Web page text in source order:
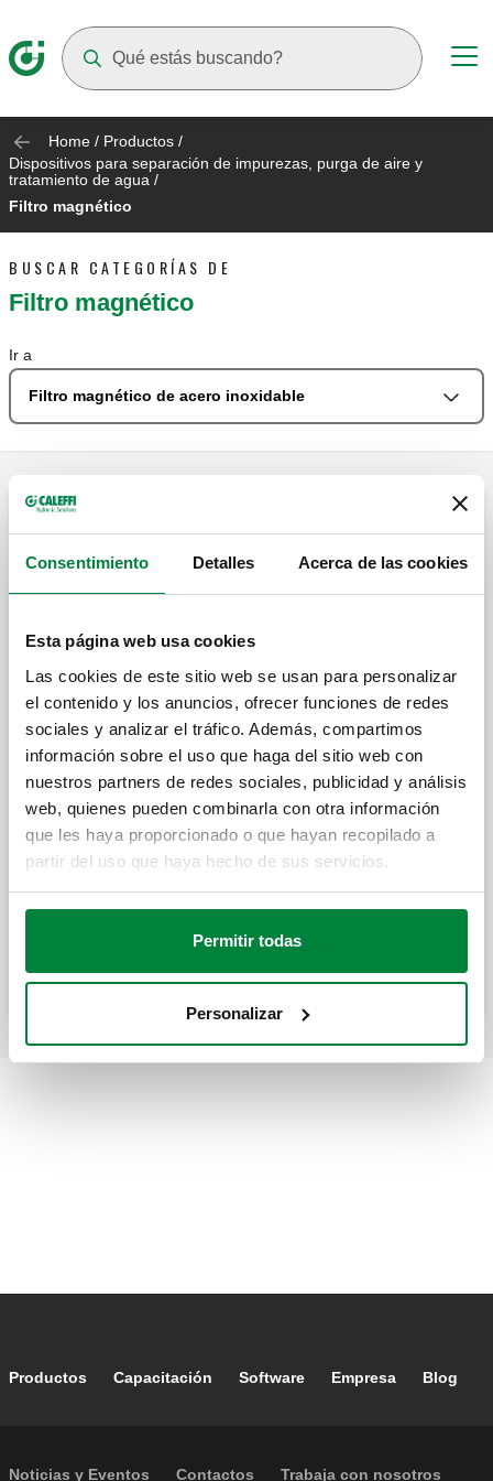
Consentimiento Detalles Acerca de las cookies
Esta página web usa cookies
Las cookies de este sitio web se usan para personalizar
el contenido y los anuncios, ofrecer funciones de redes
sociales y analizar el tráfico. Además, compartimos
información sobre el uso que haga del sitio web con
nuestros partners de redes sociales, publicidad y análisis
web, quienes pueden combinarla con otra información
que les haya proporcionado o que hayan recopilado a
partir del uso que haya hecho de sus servicios.
Permitir todas
Personalizar
Home / Productos /
Dispositivos para separación de impurezas, purga de aire y
tratamiento de agua /
Filtro magnético
BUSCAR CATEGORÍAS DE
Filtro magnético
Ir a
Filtro magnético de acero inoxidable
inoxidable.
Patas de soporte de acero inoxidable AISI
304 para filtros magnéticos serie 579.
Válvula automática de purga de aire de
serie 579.
Expandir
Footer main navigation
Productos Capacitación Software Empresa Blog
Noticias y Eventos Contactos Trabaja con nosotros